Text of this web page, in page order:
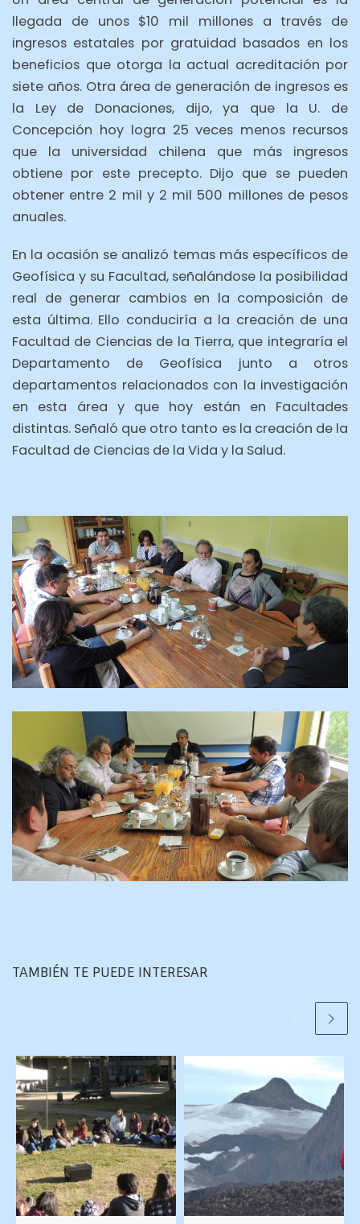
llegada de unos $10 mil millones a través de
ingresos estatales por gratuidad basados en los
beneficios que otorga la actual acreditación por
siete años. Otra área de generación de ingresos es
la Ley de Donaciones, dijo, ya que la U. de
Concepción hoy logra 25 veces menos recursos
que la universidad chilena que más ingresos
obtiene por este precepto. Dijo que se pueden
obtener entre 2 mil y 2 mil 500 millones de pesos
anuales.
En la ocasión se analizó temas más específicos de
Geofísica y su Facultad, señalándose la posibilidad
real de generar cambios en la composición de
esta última. Ello conduciría a la creación de una
Facultad de Ciencias de la Tierra, que integraría el
Departamento de Geofísica junto a otros
departamentos relacionados con la investigación
en esta área y que hoy están en Facultades
distintas. Señaló que otro tanto es la creación de la
Facultad de Ciencias de la Vida y la Salud.
TAMBIÉN TE PUEDE INTERESAR